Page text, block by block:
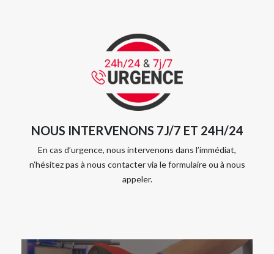
NOUS INTERVENONS 7J/7 ET 24H/24
En cas d’urgence, nous intervenons dans l’immédiat,
n’hésitez pas à nous contacter via le formulaire ou à nous
appeler.